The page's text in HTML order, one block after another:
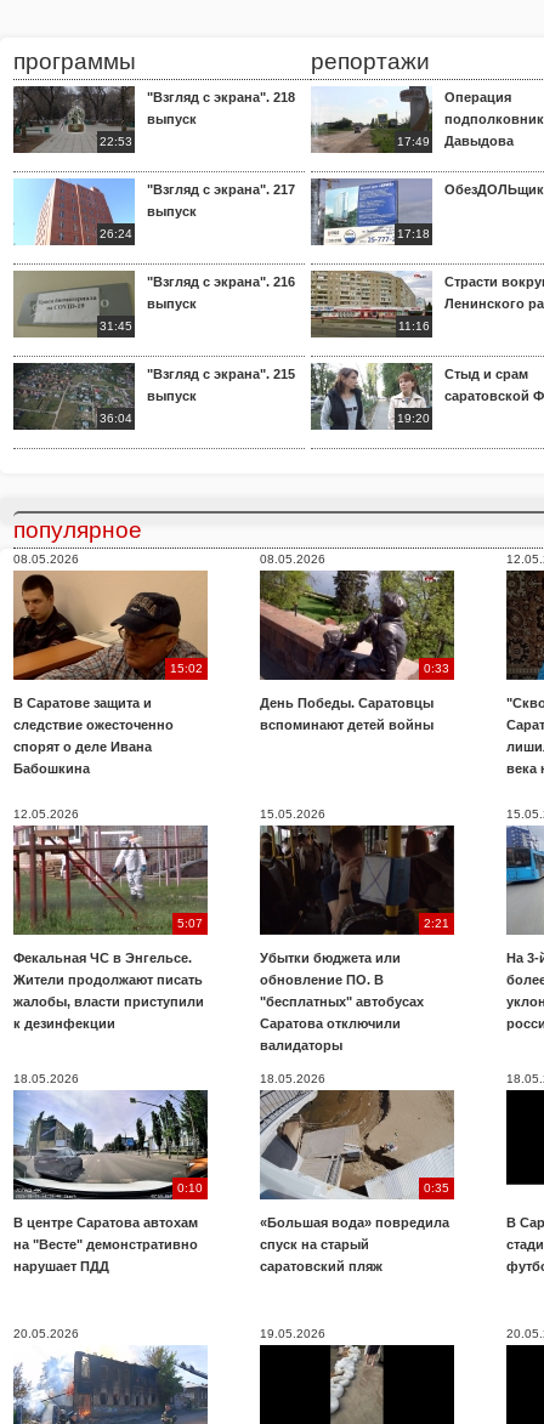
программы
22:53
"Взгляд с экрана". 218
выпуск
26:24
"Взгляд с экрана". 217
выпуск
31:45
"Взгляд с экрана". 216
выпуск
36:04
"Взгляд с экрана". 215
выпуск
репортажи
17:49
Операция
Давыдова
17:18
11:16
Страсти
Ленинского
19:20
Стыд и срам
саратовской
популярное
08.05.2026
15:02
В Саратове защита и
следствие ожесточенно
спорят о деле Ивана
Бабошкина
08.05.2026
0:33
День Победы. Саратовцы
вспоминают детей войны
века
12.05.2026
5:07
Фекальная ЧС в Энгельсе.
Жители продолжают писать
жалобы, власти приступили
к дезинфекции
15.05.2026
2:21
Убытки бюджета или
обновление ПО. В
"бесплатных" автобусах
Саратова отключили
валидаторы
На 3-
18.05.2026
0:10
В центре Саратова автохам
на "Весте" демонстративно
нарушает ПДД
18.05.2026
0:35
«Большая вода» повредила
спуск на старый
саратовский пляж
В
20.05.2026 19.05.2026